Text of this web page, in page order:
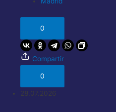
0
Compartir
0
28.07.2026